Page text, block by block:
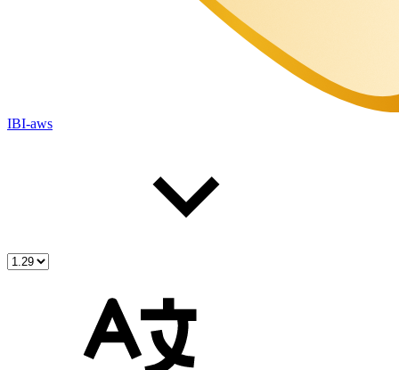
IBI-aws